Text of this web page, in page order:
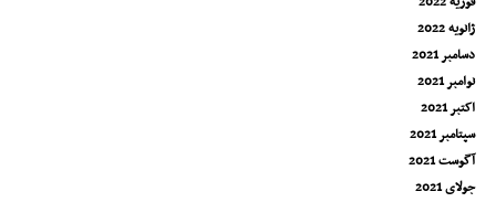
ژانویه 2022
دسامبر 2021
نوامبر 2021
اکتبر 2021
سپتامبر 2021
آگوست 2021
جولای 2021